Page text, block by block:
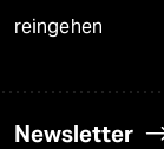
reingehen
Newsletter